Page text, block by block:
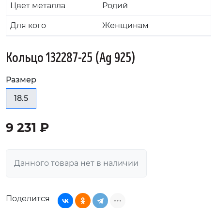
Цвет металла Родий
Для кого Женщинам
Кольцо 132287-25 (Ag 925)
Размер
18.5
9 231 ₽
Данного товара нет в наличии
Поделится